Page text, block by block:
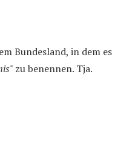
Bundesland, in dem
" zu benennen. Tja.